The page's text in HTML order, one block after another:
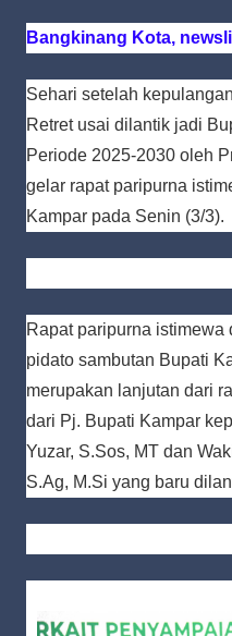
Bangkinang Kota,
Sehari setelah
Retret usai dilantik jadi
Periode 2025-2030 oleh
gelar rapat paripurna
Kampar pada Senin (3/3).
Rapat paripurna
pidato sambutan Bupati
merupakan lanjutan dari
dari Pj. Bupati Kampar
Yuzar, S.Sos, MT dan
S.Ag, M.Si yang baru